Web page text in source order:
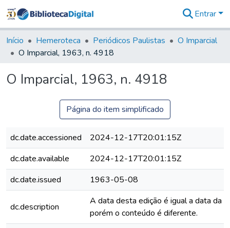
&
Coleções
Tudo na
Digital
Entrar
Início Hemeroteca Periódicos Paulistas
O Imparcial
O Imparcial, 1963, n. 4918
O Imparcial, 1963, n. 4918
Página do item simplificado
dc.date.accessioned
2024-12-17T20:01:15Z
dc.date.available
2024-12-17T20:01:15Z
dc.date.issued
1963-05-08
dc.description
A data desta edição é igual a data da
porém o conteúdo é diferente.